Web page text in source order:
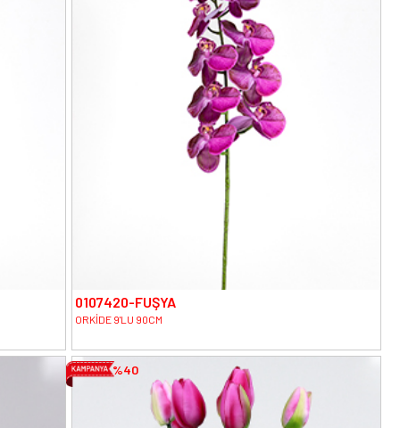
0107420-FUŞYA
ORKİDE 9'LU 90CM
%40